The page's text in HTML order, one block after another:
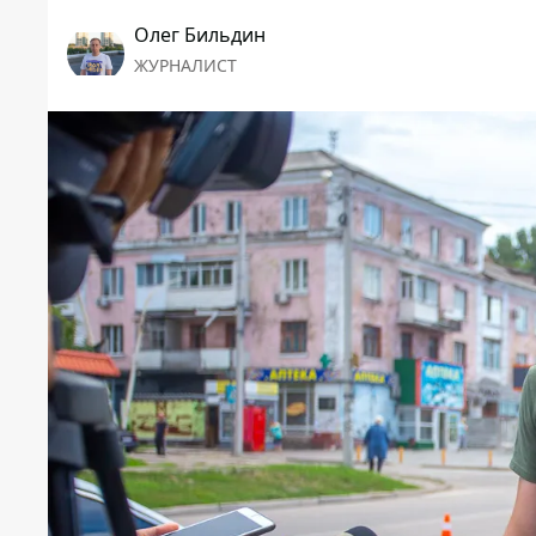
Олег Бильдин
ЖУРНАЛИСТ